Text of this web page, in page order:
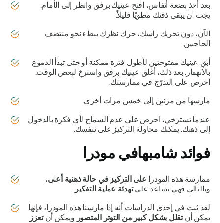
بعد أخذ بضعة أنفاس، افتح عينيك برفق وانظر إلى الأمام.
يجب أن يبقى ذقنك مطويًا قليلاً.
الآن، دون تحريك رأسك، حرك نظرك ببطء نحو منتصف
الحاجبين.
أبقِ عينيك مفتوحتين لأطول فترة ممكنة أو حتى تبدأ الدموع
بالانهمار. بعد ذلك، أغلق عينيك برفق واسترخِ لبعض الوقت.
احرص على التدرّج في ممارستك.
مارسها من مرتين إلى خمس مرات أخرى.
عندما تسترخي، احرص على عدم السماح لأي فكرة بالدخول
إلى ذهنك. يمكنك محاولة التركيز على تنفسك.
فوائدشامبهافي مودرا
ممارسة هذهالمودرا على التركيز في حالة ذهنية أعلى،
وبالتالي فهي تساعد على تهدئة عملية التفكير.
لقد ثبت في إحدى الدراسات أنه إذا مارسنا هذهالمودرا، فإنها
يمكن أنتقلل بشكل كبير من التوتر المتصورويمكن أنتعزز